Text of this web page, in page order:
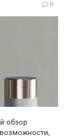
0
обзор